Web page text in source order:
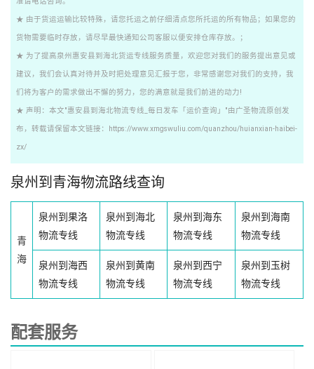
★ 由于货运运输比较特殊，请您托运之前仔细清点您所托运的所有物品；如果您的
货物需要临时存放，请尽早最快通知公司客服以便安排仓库存放。；
★ 为了提高泉州惠安县到海北货运专线服务质量，欢迎您对我们的服务提出意见或
建议，我们会认真对待并及时把处理意见汇报于您，非常感谢您对我们的支持，我
们将为客户的需求做出不懈的努力，您的满意就是我们前进的动力!
★ 声明：本文"惠安县到海北物流专线_每日发车「运价查询」"由广圣物流原创发
布，转载请保留本文链接：https://www.xmgswuliu.com/quanzhou/huianxian-haibei-
zx/
泉州到青海物流路线查询
青
海
泉州到果洛
物流专线
泉州到海北
物流专线
泉州到海东
物流专线
泉州到海南
物流专线
泉州到海西
物流专线
泉州到黄南
物流专线
泉州到西宁
物流专线
泉州到玉树
物流专线
配套服务